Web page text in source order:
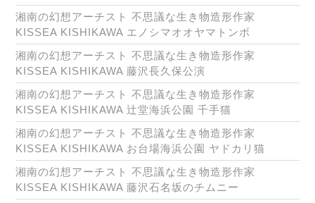
湘南の幻想アーチスト 不思議な生き物造形作家
KISSEA KISHIKAWA エノシマオオヤマトンボ
湘南の幻想アーチスト 不思議な生き物造形作家
KISSEA KISHIKAWA 藤沢長久保公演
湘南の幻想アーチスト 不思議な生き物造形作家
KISSEA KISHIKAWA 辻堂海浜公園 千手猫
湘南の幻想アーチスト 不思議な生き物造形作家
KISSEA KISHIKAWA お台場海浜公園 ヤドカリ猫
湘南の幻想アーチスト 不思議な生き物造形作家
KISSEA KISHIKAWA 藤沢石名坂のチムニー